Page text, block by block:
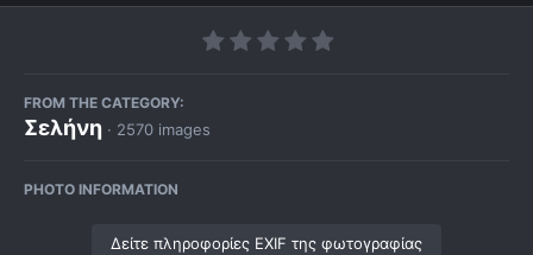
FROM THE CATEGORY:
Σελήνη · 2570 images
PHOTO INFORMATION
Δείτε πληροφορίες EXIF της φωτογραφίας